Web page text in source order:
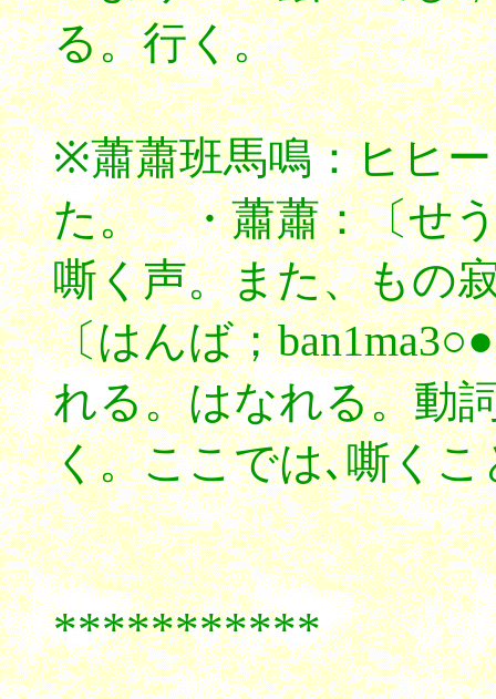
る。行く。
※蕭蕭班馬鳴：ヒヒ
た。 ・蕭蕭：〔せう
嘶く声。また、もの
〔はんば；
れる。はなれる。動
く。ここでは､嘶くこ
***********